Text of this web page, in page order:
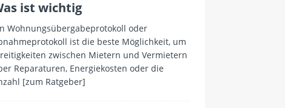
ist wichtig
Wohnungsübergabeprotokoll oder
ist die beste Möglichkeit, um
zwischen Mietern und Vermietern
Reparaturen, Energiekosten oder die
[zum Ratgeber]